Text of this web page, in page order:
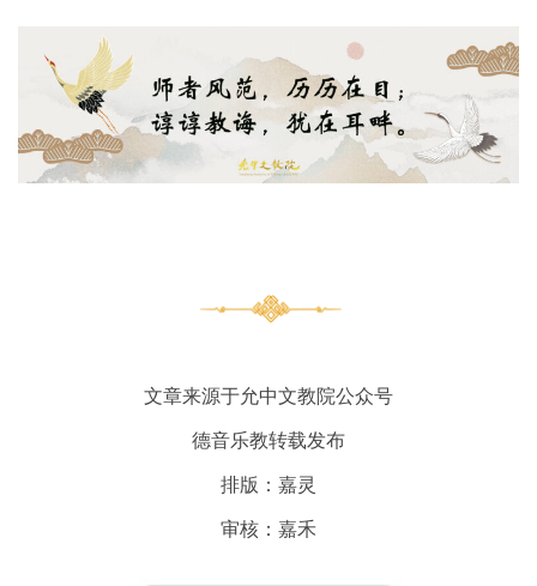
文章来源于允中文教院公众号
德音乐教转载发布
排版：嘉灵
审核：嘉禾